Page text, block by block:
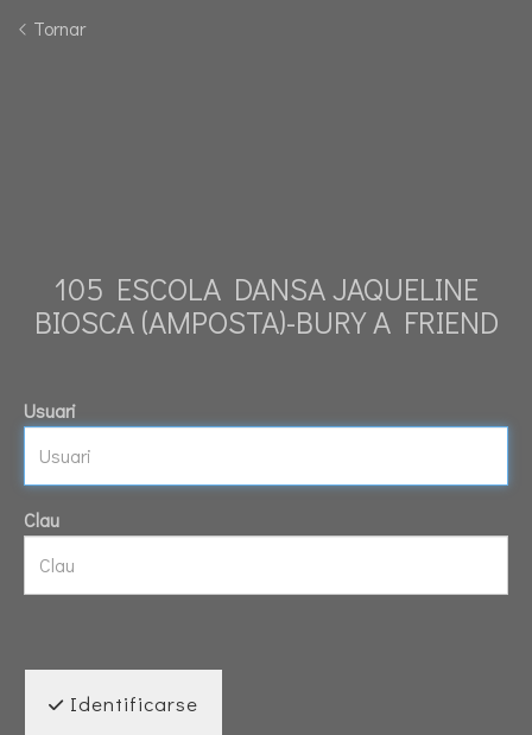
Tornar
105 ESCOLA DANSA JAQUELINE
BIOSCA (AMPOSTA)-BURY A FRIEND
Usuari
Clau
Identificarse